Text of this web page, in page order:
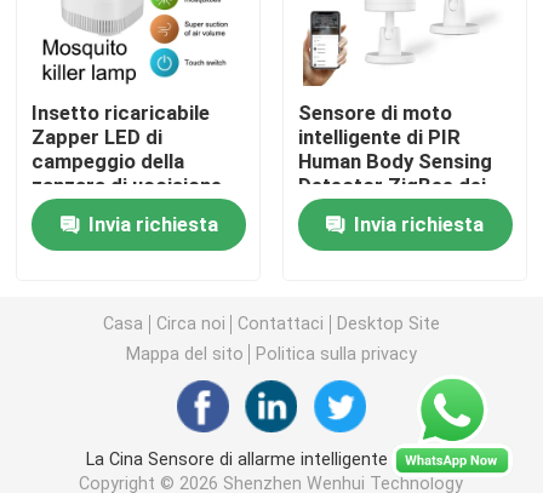
Teleruttore senza fili
Commutatore di tocco di Zigbee
Incavo astuto di Wifi
Incavo astuto di Zigbee
Incavo astuto di Homekit
Commutatore senza fili auto-alimentato
Sensore di allarme intelligente
Insetto ricaricabile
Zapper LED di
campeggio della
zanzara di uccisione
della famiglia
dell'interno della
lampada
Invia richiesta
Sensore di moto
intelligente di PIR
Human Body Sensing
Detector ZigBee dei
graffiti
Invia richiesta
Casa Circa noi Contattaci
Desktop Site
Mappa del sito
Politica sulla privacy
La Cina Sensore di allarme intelligente supplier.
Copyright © 2026 Shenzhen Wenhui Technology